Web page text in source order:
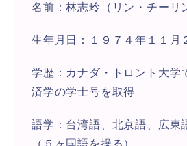
名前：林志玲（リン・チーリ
生年月日：１９７４年１１月
学歴：カナダ・トロント大学
済学の学士号を取得
語学：台湾語、北京語、広東
（５ヶ国語を操る）